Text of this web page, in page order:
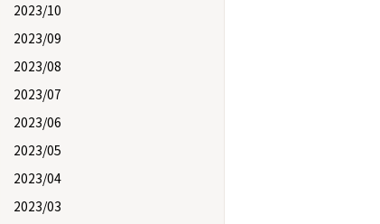
2023/10
2023/09
2023/08
2023/07
2023/06
2023/05
2023/04
2023/03